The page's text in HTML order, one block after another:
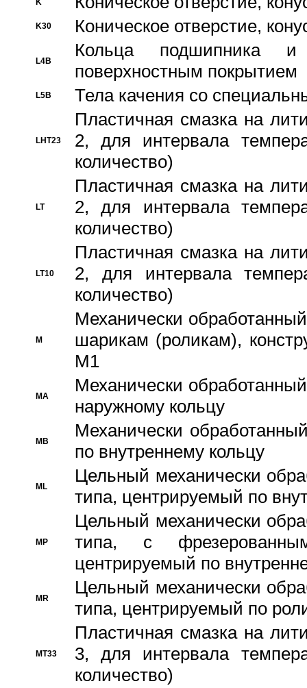
K
K30 Коническое отверстие,
L4B
Кольца подшипника
поверхностным покрытием
L5B Тела качения со
LHT23
Пластичная смазка на
2, для интервала
количество)
LT
Пластичная смазка на
2, для интервала
количество)
LT10
Пластичная смазка на
2, для интервала
количество)
M
Механически
шарикам (роликам),
M1
MA
Механически
наружному кольцу
MB
Механически
по внутреннему кольцу
ML
Цельный механически
типа, центрируемый по
MP
Цельный механически
типа, с
центрируемый по
MR
Цельный механически
типа, центрируемый по
MT33
Пластичная смазка на
3, для интервала
количество)